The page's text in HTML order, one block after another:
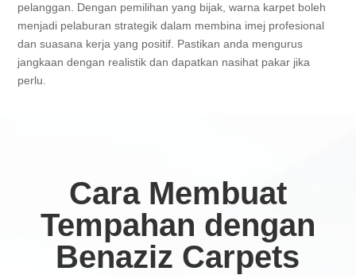
pelanggan. Dengan pemilihan yang bijak, warna karpet boleh
menjadi pelaburan strategik dalam membina imej profesional
dan suasana kerja yang positif. Pastikan anda mengurus
jangkaan dengan realistik dan dapatkan nasihat pakar jika
perlu.
Cara Membuat
Tempahan dengan
Benaziz Carpets